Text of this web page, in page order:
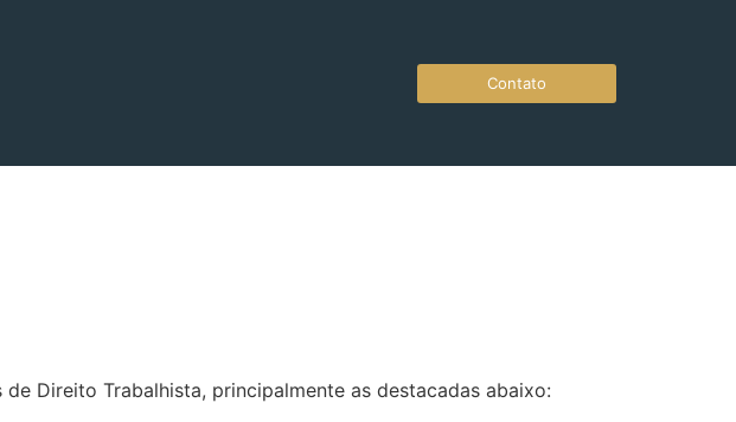
Contato
Direito Trabalhista, principalmente as destacadas abaixo: